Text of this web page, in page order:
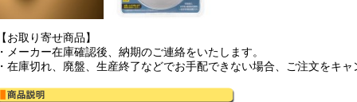
【お取り寄せ商品】
・メーカー在庫確認後、納期のご連絡をいたします。
・在庫切れ、廃盤、生産終了などでお手配できない場合、ご注文をキ